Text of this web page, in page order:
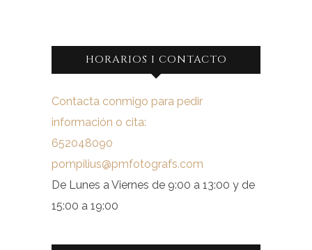
HORARIOS I CONTACTO
Contacta conmigo para pedir
información o cita:
652048090
pompilius@pmfotografs.com
De Lunes a Viernes de 9:00 a 13:00 y de
15:00 a 19:00